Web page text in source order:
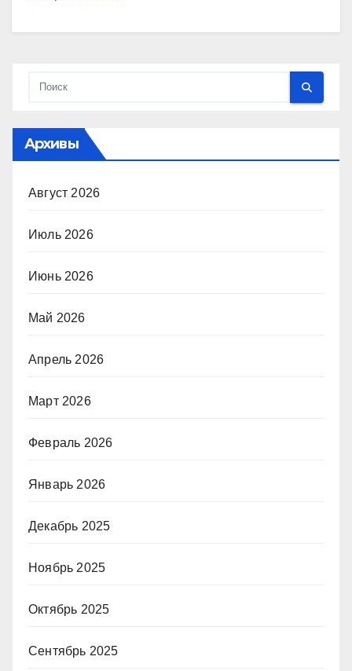
Архивы
Август 2026
Июль 2026
Июнь 2026
Май 2026
Апрель 2026
Март 2026
Февраль 2026
Январь 2026
Декабрь 2025
Ноябрь 2025
Октябрь 2025
Сентябрь 2025